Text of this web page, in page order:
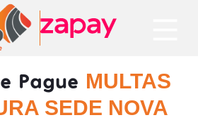
Pague MULTAS
SEDE NOVA